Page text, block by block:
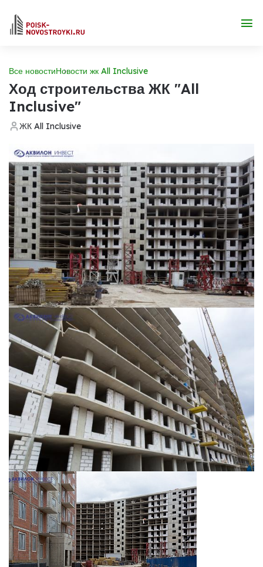
Все новостиНовости жк All Inclusive
Ход строительства ЖК "All
Inclusive"
ЖК All Inclusive